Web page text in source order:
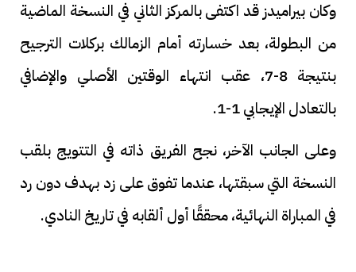
وكان بيراميدز قد اكتفى بالمركز الثاني في النسخة الماضية
من البطولة، بعد خسارته أمام الزمالك بركلات الترجيح
بنتيجة 8-7، عقب انتهاء الوقتين الأصلي والإضافي
بالتعادل الإيجابي 1-1.
وعلى الجانب الآخر، نجح الفريق ذاته في التتويج بلقب
النسخة التي سبقتها، عندما تفوق على زد بهدف دون رد
في المباراة النهائية، محققًا أول ألقابه في تاريخ النادي.